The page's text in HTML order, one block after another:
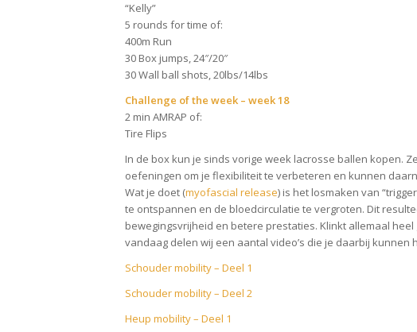
“Kelly”
5 rounds for time of:
400m Run
30 Box jumps, 24″/20″
30 Wall ball shots, 20lbs/14lbs
Challenge of the week – week 18
2 min AMRAP of:
Tire Flips
In de box kun je sinds vorige week lacrosse ballen kopen.
oefeningen om je flexibiliteit te verbeteren en kunnen
Wat je doet (myofascial release) is het losmaken van
te ontspannen en de bloedcirculatie te vergroten. Dit
bewegingsvrijheid en betere prestaties. Klinkt allemaal
vandaag delen wij een aantal video’s die je daarbij kunnen
Schouder mobility – Deel 1
Schouder mobility – Deel 2
Heup mobility – Deel 1